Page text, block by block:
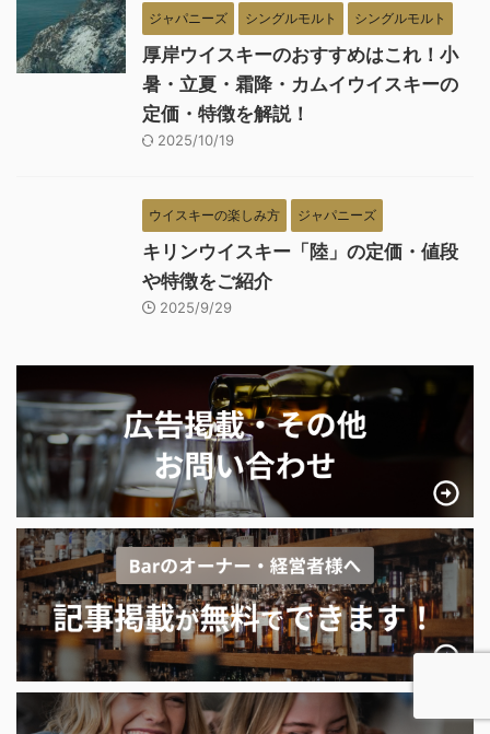
ジャパニーズ シングルモルト シングルモルト
厚岸ウイスキーのおすすめはこれ！小
暑・立夏・霜降・カムイウイスキーの
定価・特徴を解説！
2025/10/19
ウイスキーの楽しみ方 ジャパニーズ
キリンウイスキー「陸」の定価・値段
や特徴をご紹介
2025/9/29